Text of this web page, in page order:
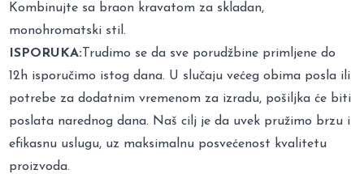
Kombinujte sa braon kravatom za skladan,
monohromatski stil.
ISPORUKA:Trudimo se da sve porudžbine primljene do
12h isporučimo istog dana. U slučaju većeg obima posla ili
potrebe za dodatnim vremenom za izradu, pošiljka će biti
poslata narednog dana. Naš cilj je da uvek pružimo brzu i
efikasnu uslugu, uz maksimalnu posvećenost kvalitetu
proizvoda.